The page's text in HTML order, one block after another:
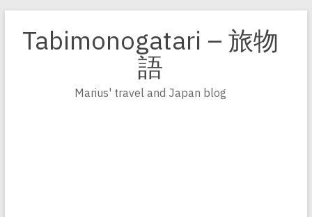
Inhalt
springen
Tabimonogatari – 旅物
語
Marius' travel and Japan blog